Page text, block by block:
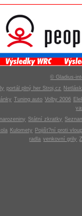
© Gladius-
portál plný her Stroj.cz
Tuning auto Volby 2006
Státní zkratky
Kulomety
Pojišt?ní proti
radla venkovní grily